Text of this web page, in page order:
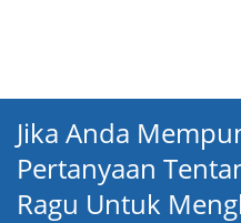
Jika Anda
Pertanyaan
Ragu Untuk